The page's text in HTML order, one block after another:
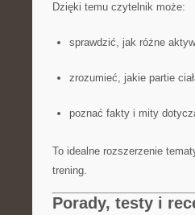
Dzięki temu czytelnik może:
sprawdzić, jak różne
zrozumieć, jakie partie
poznać fakty i mity
To idealne rozszerzenie
trening.
Porady, testy i